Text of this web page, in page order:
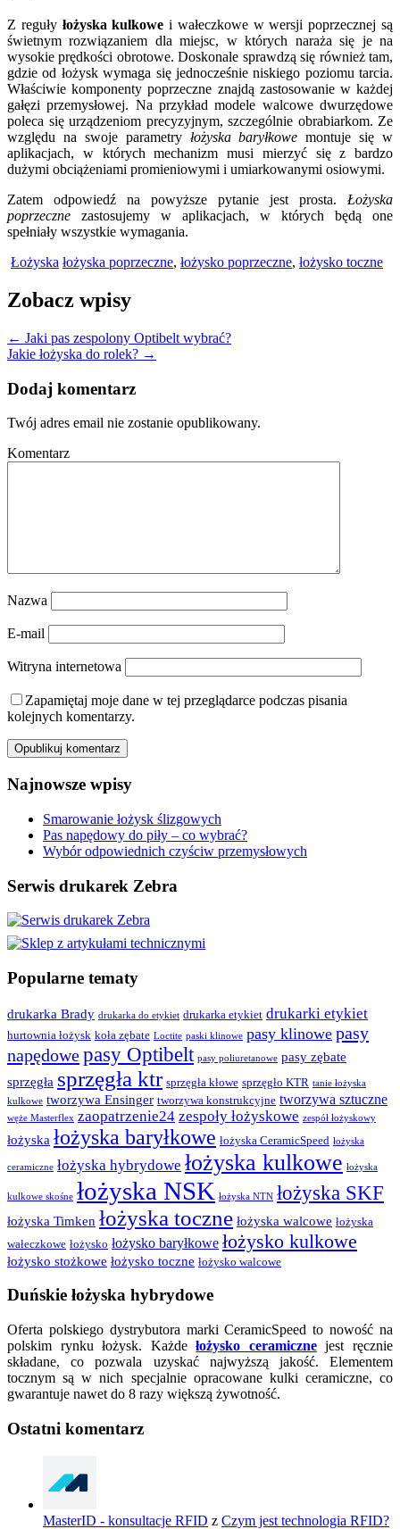
Z reguły łożyska kulkowe i wałeczkowe w wersji poprzecznej są
świetnym rozwiązaniem dla miejsc, w których naraża się je na
wysokie prędkości obrotowe. Doskonale sprawdzą się również tam,
gdzie od łożysk wymaga się jednocześnie niskiego poziomu tarcia.
Właściwie komponenty poprzeczne znajdą zastosowanie w każdej
gałęzi przemysłowej. Na przykład modele walcowe dwurzędowe
poleca się urządzeniom precyzyjnym, szczególnie obrabiarkom. Ze
względu na swoje parametry łożyska baryłkowe montuje się w
aplikacjach, w których mechanizm musi mierzyć się z bardzo
dużymi obciążeniami promieniowymi i umiarkowanymi osiowymi.
Zatem odpowiedź na powyższe pytanie jest prosta. Łożyska
poprzeczne zastosujemy w aplikacjach, w których będą one
spełniały wszystkie wymagania.
Łożyska łożyska poprzeczne, łożysko poprzeczne, łożysko toczne
Zobacz wpisy
← Jaki pas zespolony Optibelt wybrać?
Jakie łożyska do rolek? →
Dodaj komentarz
Twój adres email nie zostanie opublikowany.
Komentarz
Nazwa
E-mail
Witryna internetowa
Zapamiętaj moje dane w tej przeglądarce podczas pisania
kolejnych komentarzy.
Najnowsze wpisy
Smarowanie łożysk ślizgowych
Pas napędowy do piły – co wybrać?
Wybór odpowiednich czyściw przemysłowych
Serwis drukarek Zebra
Popularne tematy
drukarka Brady drukarka do etykiet drukarka etykiet drukarki etykiet
hurtownia łożysk koła zębate Loctite paski klinowe pasy klinowe pasy
napędowepasy Optibelt pasy poliuretanowe pasy zębate
sprzęgła sprzęgła ktr sprzęgła kłowe sprzęgło KTR tanie łożyska
kulkowe tworzywa Ensinger tworzywa konstrukcyjne tworzywa sztuczne
węże Masterflex zaopatrzenie24 zespoły łożyskowe zespół łożyskowy
łożyska łożyska baryłkowe łożyska CeramicSpeed łożyska
ceramiczne łożyska hybrydowe łożyska kulkowe łożyska
kulkowe skośne łożyska NSK łożyska NTN łożyska SKF
łożyska Timken łożyska toczne łożyska walcowe łożyska
wałeczkowe łożysko łożysko baryłkowe łożysko kulkowe
łożysko stożkowe łożysko toczne łożysko walcowe
Duńskie łożyska hybrydowe
Oferta polskiego dystrybutora marki CeramicSpeed to nowość na
polskim rynku łożysk. Każdełożysko ceramicznejest ręcznie
składane, co pozwala uzyskać najwyższą jakość. Elementem
tocznym są w nich specjalnie opracowane kulki ceramiczne, co
gwarantuje nawet do 8 razy większą żywotność.
Ostatni komentarz
MasterID - konsultacje RFID z Czym jest technologia RFID?